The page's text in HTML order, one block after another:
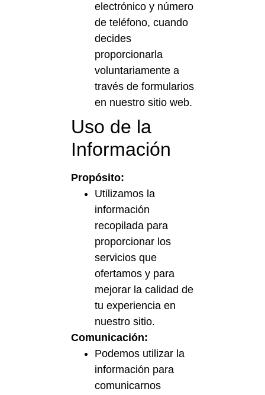
electrónico y número
de teléfono, cuando
decides
proporcionarla
voluntariamente a
través de formularios
en nuestro sitio web.
Uso de la
Información
Propósito:
Utilizamos la
información
recopilada para
proporcionar los
servicios que
ofertamos y para
mejorar la calidad de
tu experiencia en
nuestro sitio.
Comunicación:
Podemos utilizar la
información para
comunicarnos